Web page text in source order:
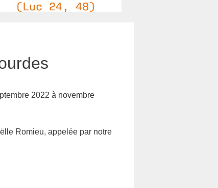
2022 à novembre
Romieu, appelée par notre